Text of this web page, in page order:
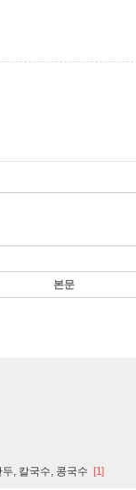
본문
, 칼국수, 콩국수 [1]